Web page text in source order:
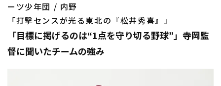
ーツ少年団 / 内野
「打撃センスが光る東北の『松井秀喜』」
「目標に掲げるのは“1点を守り切る野球”」寺岡監
督に聞いたチームの強み